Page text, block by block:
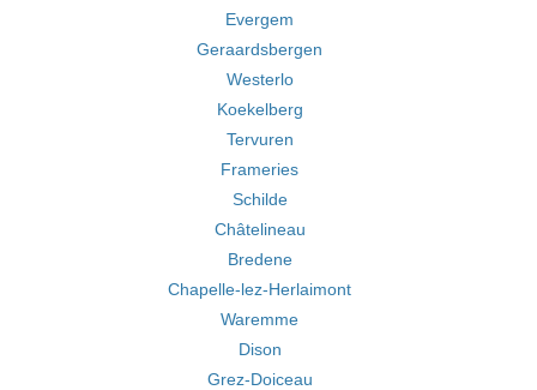
Evergem
Geraardsbergen
Westerlo
Koekelberg
Tervuren
Frameries
Schilde
Châtelineau
Bredene
Chapelle-lez-Herlaimont
Waremme
Dison
Grez-Doiceau